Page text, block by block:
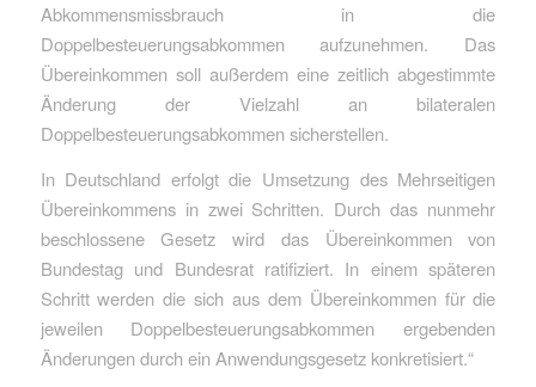
Abkommensmissbrauch in die
Doppelbesteuerungsabkommen aufzunehmen. Das
Übereinkommen soll außerdem eine zeitlich abgestimmte
Änderung der Vielzahl an bilateralen
Doppelbesteuerungsabkommen sicherstellen.
In Deutschland erfolgt die Umsetzung des Mehrseitigen
Übereinkommens in zwei Schritten. Durch das nunmehr
beschlossene Gesetz wird das Übereinkommen von
Bundestag und Bundesrat ratifiziert. In einem späteren
Schritt werden die sich aus dem Übereinkommen für die
jeweilen Doppelbesteuerungsabkommen ergebenden
Änderungen durch ein Anwendungsgesetz konkretisiert.“